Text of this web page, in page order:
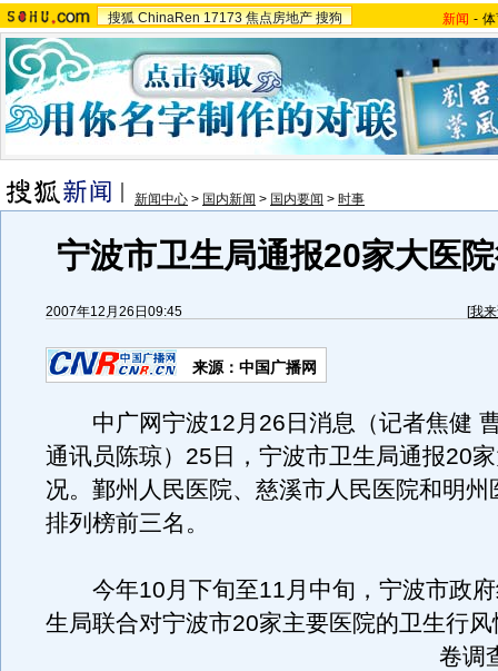
搜狐 ChinaRen 17173 焦点房地产 搜狗 新闻 -
新闻中心 > 国内新闻 > 国内要闻 > 时事
宁波市卫生局通报20家大医
2007年12月26日09:45 [我
来源：中国广播网
中广网宁波12月26日消息（记者焦健
通讯员陈琼）25日，宁波市卫生局通报20
况。鄞州人民医院、慈溪市人民医院和明州
排列榜前三名。
今年10月下旬至11月中旬，宁波市政府
生局联合对宁波市20家主要医院的卫生行
卷调